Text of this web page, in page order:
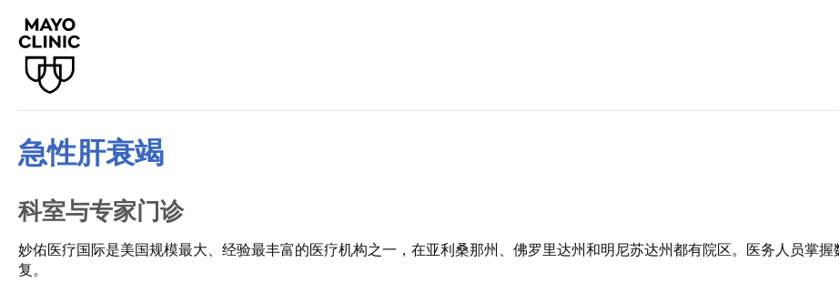
急性肝衰竭
科室与专家门诊
妙佑医疗国际是美国规模最大、经验最丰富的医疗机构之一，在亚利桑那州、佛罗里达州和明尼苏达州都有院区。医务人员掌
复。